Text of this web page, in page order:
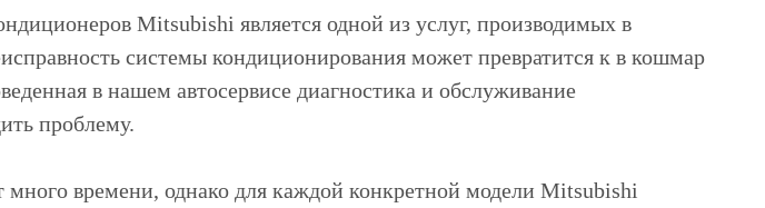
Mitsubishi является одной из услуг, производимых в
системы кондиционирования может превратится к в кошмар
в нашем автосервисе диагностика и обслуживание
проблему.
много времени, однако для каждой конкретной модели Mitsubishi